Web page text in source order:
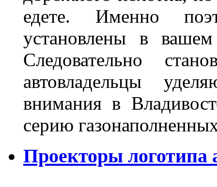
едете. Именно
установлены в
Следовательно
автовладельцы
внимания в
серию
Проекторы логотипа